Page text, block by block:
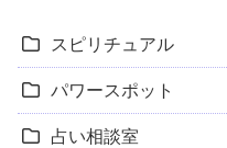
スピリチュアル
パワースポット
占い相談室